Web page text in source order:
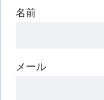
名前
メール